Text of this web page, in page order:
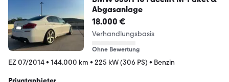
Abgasanlage
18.000 €
Verhandlungsbasis
Ohne Bewertung
EZ 07/2014• 144.000 km • 225 kW (306 PS) • Benzin